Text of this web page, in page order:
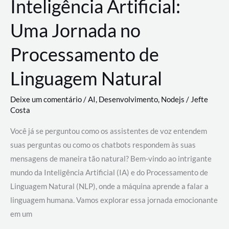
Inteligência Artificial:
Uma Jornada no
Processamento de
Linguagem Natural
Deixe um comentário/AI, Desenvolvimento, Nodejs / Jefte
Costa
Você já se perguntou como os assistentes de voz entendem
suas perguntas ou como os chatbots respondem às suas
mensagens de maneira tão natural? Bem-vindo ao intrigante
mundo da Inteligência Artificial (IA) e do Processamento de
Linguagem Natural (NLP), onde a máquina aprende a falar a
linguagem humana. Vamos explorar essa jornada emocionante
em um